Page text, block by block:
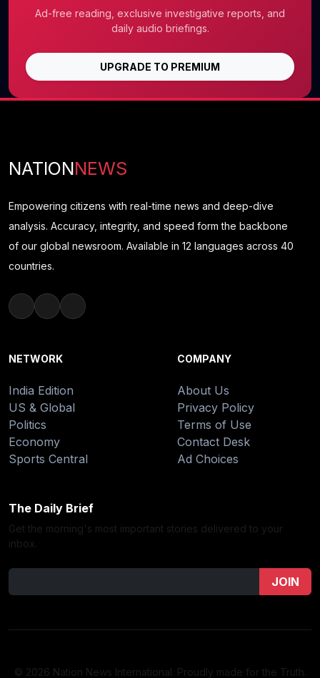
Ad-free reading, exclusive investigative reports, and
daily audio briefings.
UPGRADE TO PREMIUM
NATIONNEWS
Empowering citizens with real-time news and deep-dive
analysis. Accuracy, integrity, and speed form the backbone
of our global newsroom. Available in 12 languages across 40
countries.
NETWORK
India Edition
US & Global
Politics
Economy
Sports Central
COMPANY
About Us
Privacy Policy
Terms of Use
Contact Desk
Ad Choices
The Daily Brief
Get the morning's most important stories delivered to your
inbox.
JOIN
© 2026 Nation News International. Proudly made for the Truth.